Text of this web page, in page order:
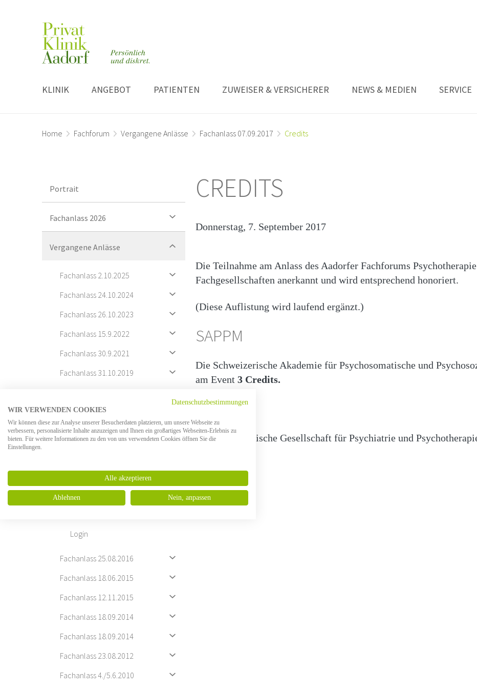
KLINIK ANGEBOT PATIENTEN ZUWEISER & VERSICHERER NEWS & MEDIEN SERVICE
Home Fachforum Vergangene Anlässe Fachanlass 07.09.2017 Credits
Portrait
Fachanlass 2026
Vergangene Anlässe
Fachanlass 2.10.2025
Fachanlass 24.10.2024
Fachanlass 26.10.2023
Fachanlass 15.9.2022
Fachanlass 30.9.2021
Fachanlass 31.10.2019
Fachanlass 07.09.2017
Programm
Workshops
Credits
Login
Fachanlass 25.08.2016
Fachanlass 18.06.2015
Fachanlass 12.11.2015
Fachanlass 18.09.2014
Fachanlass 18.09.2014
Fachanlass 23.08.2012
Fachanlass 4./5.6.2010
CREDITS
Donnerstag, 7. September 2017
Die Teilnahme am Anlass des Aadorfer Fachforums
Fachgesellschaften anerkannt und wird entsprechend honoriert.
(Diese Auflistung wird laufend ergänzt.)
SAPPM
Die Schweizerische Akademie für Psychosomatische und
am Event 3 Credits.
SGPP
Die Schweizerische Gesellschaft für Psychiatrie und
Datenschutzbestimmungen
WIR VERWENDEN COOKIES
Wir können diese zur Analyse unserer Besucherdaten platzieren, um unsere Webseite zu
verbessern, personalisierte Inhalte anzuzeigen und Ihnen ein großartiges Webseiten-Erlebnis zu
bieten. Für weitere Informationen zu den von uns verwendeten Cookies öffnen Sie die
Einstellungen.
Alle akzeptieren
Ablehnen Nein, anpassen